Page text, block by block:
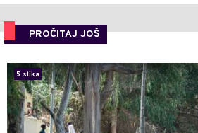
PROČITAJ JOŠ
5 slika